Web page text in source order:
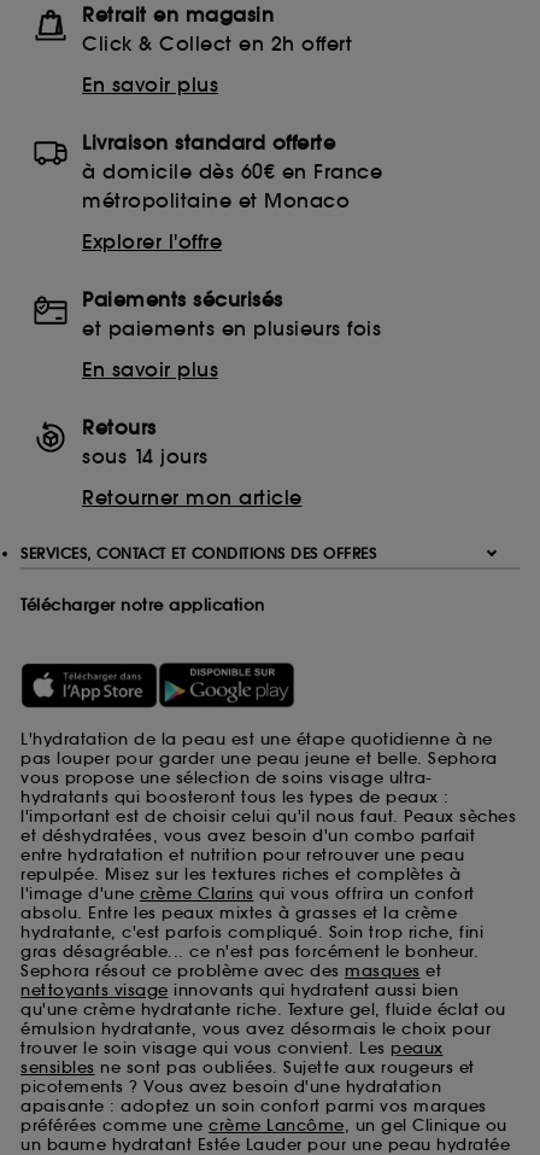
Retrait en magasin
Click & Collect en 2h offert
En savoir plus
Livraison standard offerte
à domicile dès 60€ en France
métropolitaine et Monaco
Explorer l'offre
Paiements sécurisés
et paiements en plusieurs fois
En savoir plus
Retours
sous 14 jours
Retourner mon article
SERVICES, CONTACT ET CONDITIONS DES OFFRES
Télécharger notre application
L'hydratation de la peau est une étape quotidienne à ne
pas louper pour garder une peau jeune et belle. Sephora
vous propose une sélection de soins visage ultra-
hydratants qui boosteront tous les types de peaux :
l'important est de choisir celui qu'il nous faut. Peaux sèches
et déshydratées, vous avez besoin d'un combo parfait
entre hydratation et nutrition pour retrouver une peau
repulpée. Misez sur les textures riches et complètes à
l'image d'une crème Clarins qui vous offrira un confort
absolu. Entre les peaux mixtes à grasses et la crème
hydratante, c'est parfois compliqué. Soin trop riche, fini
gras désagréable... ce n'est pas forcément le bonheur.
Sephora résout ce problème avec des masques et
nettoyants visage innovants qui hydratent aussi bien
qu'une crème hydratante riche. Texture gel, fluide éclat ou
émulsion hydratante, vous avez désormais le choix pour
trouver le soin visage qui vous convient. Les peaux
sensibles ne sont pas oubliées. Sujette aux rougeurs et
picotements ? Vous avez besoin d'une hydratation
apaisante : adoptez un soin confort parmi vos marques
préférées comme une crème Lancôme, un gel Clinique ou
un baume hydratant Estée Lauder pour une peau hydratée